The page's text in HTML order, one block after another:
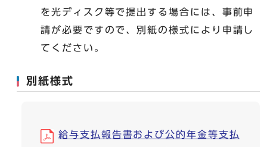
を光ディスク等で提出する場合には、事前申
請が必要ですので、別紙の様式により申請し
てください。
別紙様式
給与支払報告書および公的年金等支払